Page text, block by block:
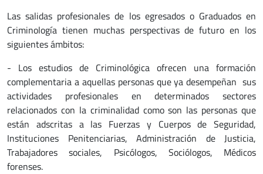
Las salidas profesionales de los egresados o Graduados en
Criminología tienen muchas perspectivas de futuro en los
siguientes ámbitos:
- Los estudios de Criminológica ofrecen una formación
complementaria a aquellas personas que ya desempeñan sus
actividades profesionales en determinados sectores
relacionados con la criminalidad como son las personas que
están adscritas a las Fuerzas y Cuerpos de Seguridad,
Instituciones Penitenciarias, Administración de Justicia,
Trabajadores sociales, Psicólogos, Sociólogos, Médicos
forenses.